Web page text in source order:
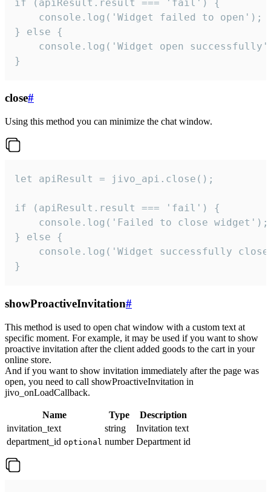
if (apiResult.result === 'fail') {
    console.log('Widget failed to open');
} else {
console.log('Widget open
}
close#
Using this method you can minimize the chat window.
let apiResult = jivo_api.close();
if (apiResult.result === 'fail') {
    console.log('Failed to close widget');
} else {
console.log('Widget successfully
}
showProactiveInvitation#
This method is used to open chat window with a custom text at
specific moment. For example, it may be used if you want to show
proactive invitation after the client added goods to the cart in your
online store.
And if you want to show invitation immediately after the page was
open, you need to call showProactiveInvitation in
jivo_onLoadCallback.
Name Type
Description
invitation_text
string
Invitation text
department_id optional number Department id